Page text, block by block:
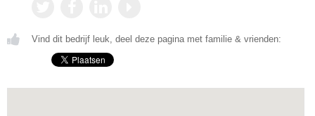
Vind dit bedrijf leuk, deel deze pagina met familie & vrienden: